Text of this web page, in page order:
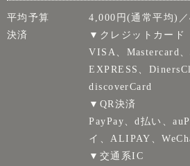
平均予算
4,000円(通常平均)
決済
▼クレジットカード
VISA、Mastercard
EXPRESS、
discoverCard
▼QR決済
PayPay、d払い、
イ、ALIPAY、
▼交通系IC